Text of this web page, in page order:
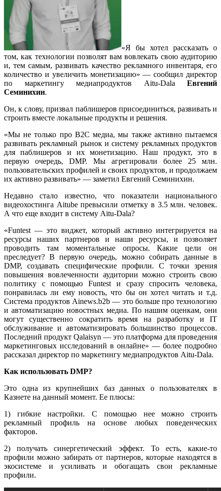
«Я бы хотел рассказать о
том, как технологии позволят вам вовлекать свою аудиторию
и, тем самым, развивать качество рекламного инвентаря, его
количество и увеличить монетизацию» — сообщил директор
по маркетингу медиапродуктов Aitu-Dala Евгений
Семинихин.
Он, к слову, призвал паблишеров присоединиться, развивать и
строить вместе локальные продукты и решения.
«Мы не только про B2C медиа, мы также активно пытаемся
развивать рекламный рынок и систему рекламных продуктов
для паблишеров и их монетизацию. Наш продукт, это в
первую очередь, DMP. Мы агрегировали более 25 млн.
пользовательских профилей и своих продуктов, и продолжаем
их активно развивать» — заметил Евгений Семинихин.
Недавно стало известно, что показатели национального
видеохостинга Aitube превысили отметку в 3.5 млн. человек.
А что еще входит в систему Aitu-Dala?
«Funtest — это виджет, который активно интегрируется на
ресурсы наших партнеров и наши ресурсы, и позволяет
проводить там моментальные опросы. Какие цели он
преследует? В первую очередь, можно собирать данные в
DMP, создавать специфические профили. С точки зрения
повышения вовлеченности аудитории можно строить свою
политику с помощью Funtest и сразу спросить человека,
понравилась ли ему новость, что бы он хотел читать и т.д.
Система продуктов Ainews.b2b — это больше про технологию
и автоматизацию новостных медиа. По нашим оценкам, они
могут существенно сократить время на разработку и IT
обслуживание и автоматизировать большинство процессов.
Последний продукт Qalaisyn — это платформа для проведения
маркетинговых исследований в онлайне» — более подробно
рассказал директор по маркетингу медиапродуктов Aitu-Dala.
Как использовать DMP?
Это одна из крупнейших баз данных о пользователях в
Казнете на данный момент. Ее плюсы:
1) гибкие настройки. С помощью нее можно строить
рекламный профиль на основе любых поведенческих
факторов.
2) получать синергетический эффект. То есть, какие-то
профили можно забирать от партнеров, которые находятся в
экосистеме и усиливать и обогащать свои рекламные
профили.